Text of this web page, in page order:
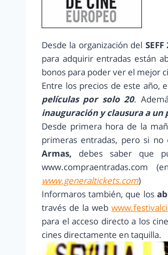
Desde la organización del
para adquirir entradas están
bonos para poder ver el mejor
Entre los precios de este año,
películas por solo 20.
inauguración y clausura a un
Desde primera hora de la
primeras entradas, pero si no
Armas, debes saber que
www.generaltickets.com)
Informaros también, que los
través de la web
para el acceso directo a los
cines directamente en taquilla.